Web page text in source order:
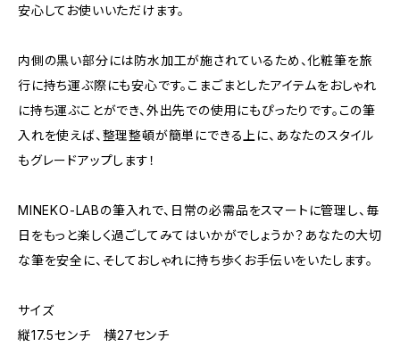
安心してお使いいただけます。
内側の黒い部分には防水加工が施されているため、化粧筆を旅
行に持ち運ぶ際にも安心です。こまごまとしたアイテムをおしゃれ
に持ち運ぶことができ、外出先での使用にもぴったりです。この筆
入れを使えば、整理整頓が簡単にできる上に、あなたのスタイル
もグレードアップします！
MINEKO-LABの筆入れで、日常の必需品をスマートに管理し、毎
日をもっと楽しく過ごしてみてはいかがでしょうか？あなたの大切
な筆を安全に、そしておしゃれに持ち歩くお手伝いをいたします。
サイズ
縦17.5センチ 横27センチ